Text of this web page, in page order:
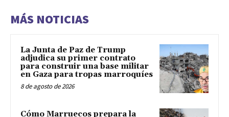
MÁS NOTICIAS
La Junta de Paz de Trump
adjudica su primer contrato
para construir una base militar
en Gaza para tropas marroquíes
8 de agosto de 2026
Cómo Marruecos prepara la